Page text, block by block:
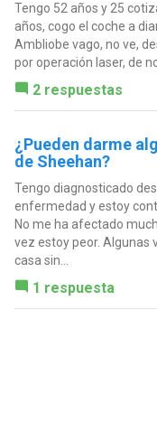
Tengo 52 años y 25
años, cogo el coche a
Ambliobe vago, no ve,
por operación laser, de
2 respuestas
¿Pueden darme
de Sheehan?
Tengo diagnosticado
enfermedad y estoy
No me ha afectado
vez estoy peor. Algunas
casa sin...
1 respuesta